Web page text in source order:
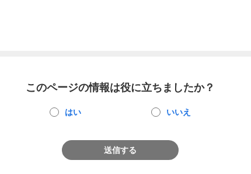
このページの情報は役に立ちましたか？
はい いいえ
送信する